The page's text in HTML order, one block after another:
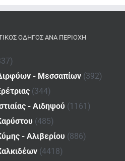
ΟΔΗΓΌΣ ΑΝΆ ΠΕΡΙΟΧΉ
- Μεσσαπίων (392)
(344)
- Αιδηψού (1161)
(485)
- Αλιβερίου (886)
(4418)